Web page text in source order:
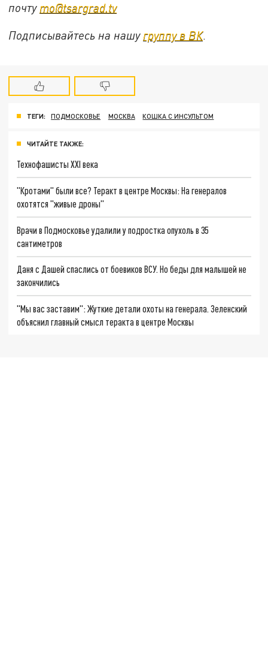
почту mo@tsargrad.tv
Подписывайтесь на нашу группу в ВК.
ТЕГИ: ПОДМОСКОВЬЕ МОСКВА КОШКА С ИНСУЛЬТОМ
ЧИТАЙТЕ ТАКЖЕ:
Технофашисты XXI века
"Кротами" были все? Теракт в центре Москвы: На генералов
охотятся "живые дроны"
Врачи в Подмосковье удалили у подростка опухоль в 35
сантиметров
Даня с Дашей спаслись от боевиков ВСУ. Но беды для малышей не
закончились
"Мы вас заставим": Жуткие детали охоты на генерала. Зеленский
объяснил главный смысл теракта в центре Москвы